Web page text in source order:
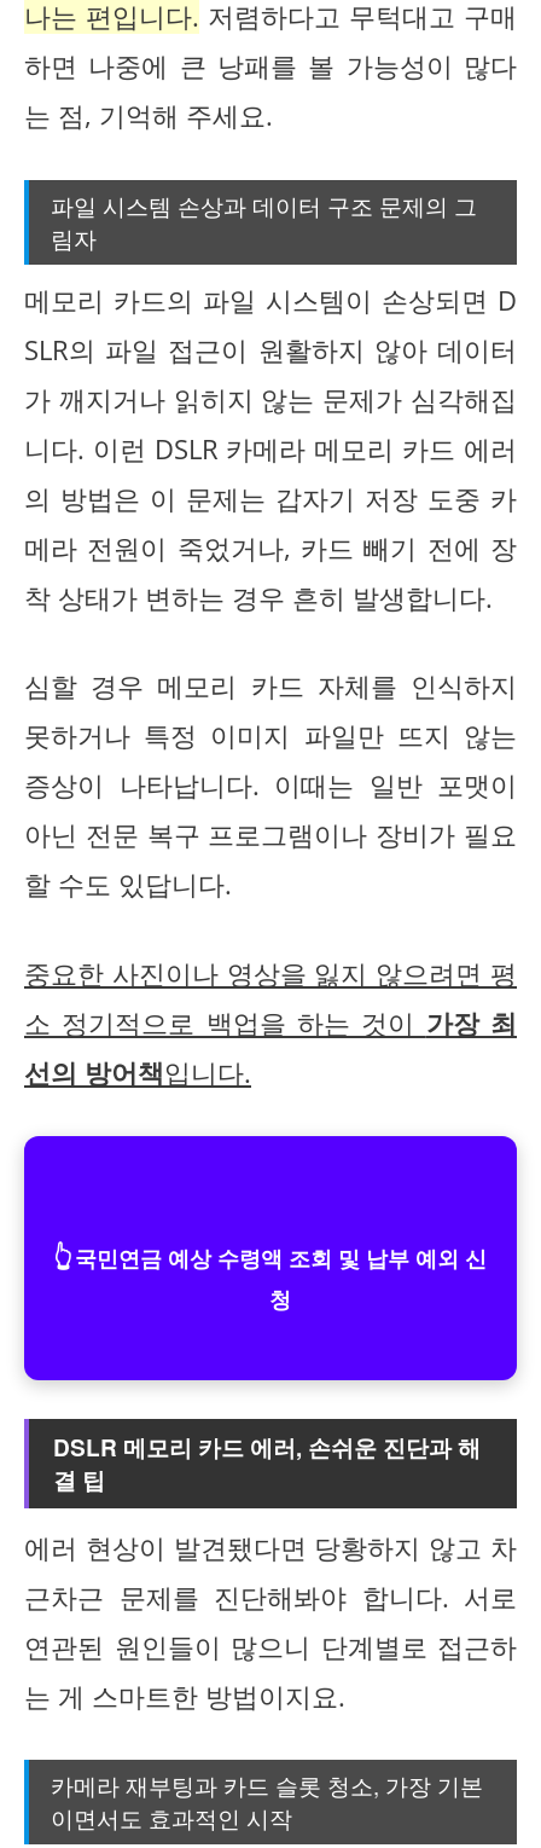
나는 편입니다. 저렴하다고 무턱대고 구매
하면 나중에 큰 낭패를 볼 가능성이 많다
는 점, 기억해 주세요.
파일 시스템 손상과 데이터 구조 문제의 그
림자
메모리 카드의 파일 시스템이 손상되면 D
SLR의 파일 접근이 원활하지 않아 데이터
가 깨지거나 읽히지 않는 문제가 심각해집
니다. 이런 DSLR 카메라 메모리 카드 에러
의 방법은 이 문제는 갑자기 저장 도중 카
메라 전원이 죽었거나, 카드 빼기 전에 장
착 상태가 변하는 경우 흔히 발생합니다.
심할 경우 메모리 카드 자체를 인식하지
못하거나 특정 이미지 파일만 뜨지 않는
증상이 나타납니다. 이때는 일반 포맷이
아닌 전문 복구 프로그램이나 장비가 필요
할 수도 있답니다.
중요한 사진이나 영상을 잃지 않으려면 평
소 정기적으로 백업을 하는 것이 가장 최
선의 방어책입니다.
👆국민연금 예상 수령액 조회 및 납부 예외 신
청
DSLR 메모리 카드 에러, 손쉬운 진단과 해
결 팁
에러 현상이 발견됐다면 당황하지 않고 차
근차근 문제를 진단해봐야 합니다. 서로
연관된 원인들이 많으니 단계별로 접근하
는 게 스마트한 방법이지요.
카메라 재부팅과 카드 슬롯 청소, 가장 기본
이면서도 효과적인 시작